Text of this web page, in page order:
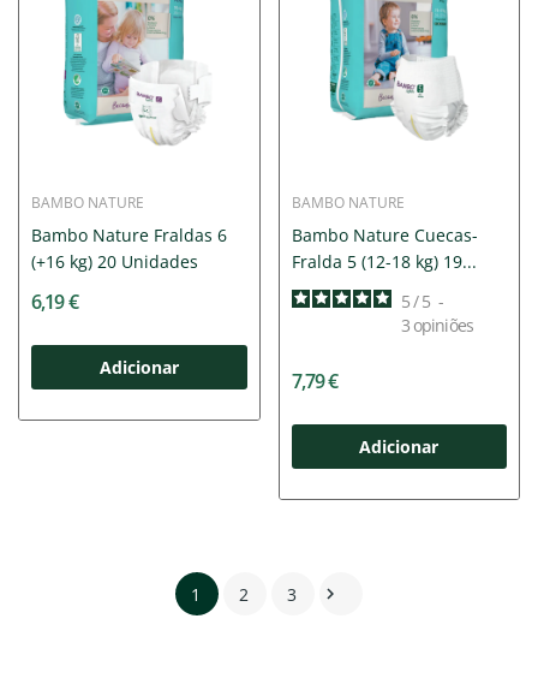
BAMBO NATURE
Bambo Nature Fraldas 6
(+16 kg) 20 Unidades
6,19 €
Adicionar
BAMBO NATURE
Bambo Nature Cuecas-
Fralda 5 (12-18 kg) 19...
5/ 5 -
3 opiniões
7,79 €
Adicionar
1 2 3 